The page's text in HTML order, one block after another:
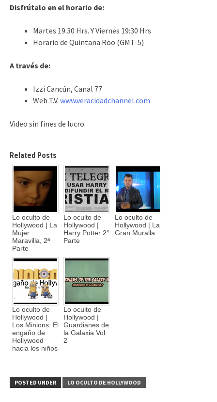
Disfrútalo en el horario de:
Martes 19:30 Hrs. Y Viernes 19:30 Hrs
Horario de Quintana Roo (GMT-5)
A través de:
Izzi Cancún, Canal 77
Web T.V. www.veracidadchannel.com
Video sin fines de lucro.
Related Posts
Lo oculto de
Hollywood | La
Mujer
Maravilla, 2ª
Parte
Lo oculto de
Hollywood |
Harry Potter 2°
Parte
Lo oculto de
Hollywood | La
Gran Muralla
Lo oculto de
Hollywood |
Los Minions: El
engaño de
Hollywood
hacia los niños
Lo oculto de
Hollywood |
Guardianes de
la Galaxia Vol.
2
POSTED UNDER LO OCULTO DE HOLLYWOOD